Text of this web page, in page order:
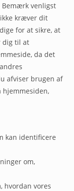
Bemærk venligst
kræver dit
for at sikre, at
dig til at
da det
afviser brugen af
hjemmesiden,
kan identificere
om,
hvordan vores